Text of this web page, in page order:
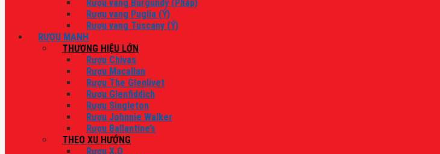
Rượu vang Burgundy (Pháp)
Rượu vang Puglia (Ý)
Rượu vang Tuscany (Ý)
RƯỢU MẠNH
THƯƠNG HIỆU LỚN
Rượu Chivas
Rượu Macallan
Rượu The Glenlivet
Rượu Glenfiddich
Rượu Singleton
Rượu Johnnie Walker
Rượu Ballantine’s
THEO XU HƯỚNG
Rượu X.O